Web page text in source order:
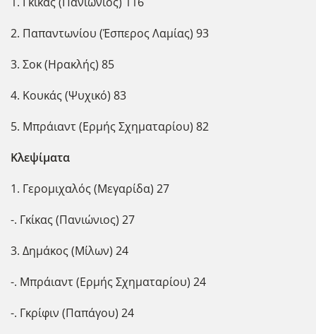
2. Παπαντωνίου (Έσπερος Λαμίας) 93
3. Σοκ (Ηρακλής) 85
4. Κουκάς (Ψυχικό) 83
5. Μπράιαντ (Ερμής Σχηματαρίου) 82
Κλεψίματα
1. Γερομιχαλός (Μεγαρίδα) 27
-. Γκίκας (Πανιώνιος) 27
3. Δημάκος (Μίλων) 24
-. Μπράιαντ (Ερμής Σχηματαρίου) 24
-. Γκρίφιν (Παπάγου) 24